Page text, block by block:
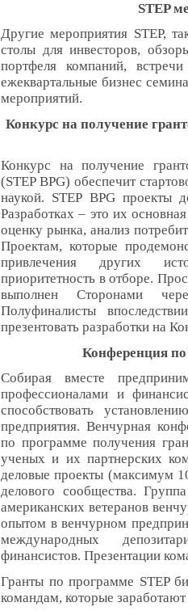
STEP
Другие мероприятия STEP,
столы для инвесторов,
портфеля компаний,
ежеквартальные бизнес
мероприятий.
Конкурс на получение
Конкурс на получение
(STEP BPG) обеспечит
наукой. STEP BPG проекты
Разработках – это их
оценку рынка, анализ
Проектам, которые
привлечения других
приоритетность в отборе.
выполнен Сторонами
Полуфиналисты
презентовать разработки на
Конференция
Собирая вместе
профессионалами и
способствовать
предприятия. Венчурная
по программе получения
ученых и их партнерских
деловые проекты (максимум
делового сообщества.
американских ветеранов
опытом в венчурном
международных
финансистов. Презентации
Гранты по программе STEP
командам, которые